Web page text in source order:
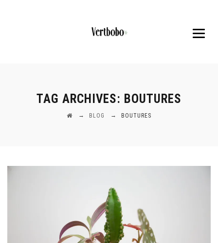
TAG ARCHIVES: BOUTURES
→ BLOG → BOUTURES